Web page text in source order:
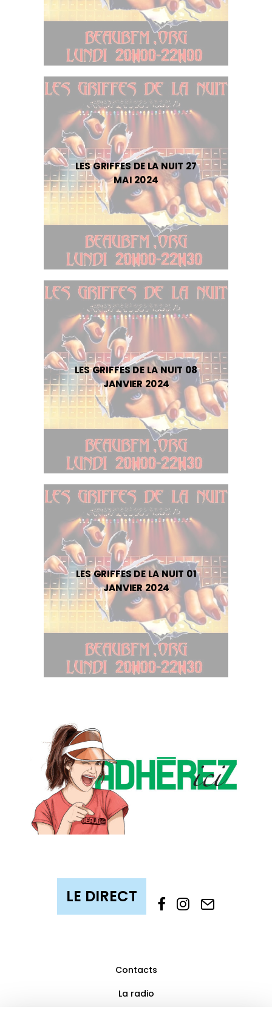
LES GRIFFES DE LA NUIT 27
MAI 2024
LES GRIFFES DE LA NUIT 08
JANVIER 2024
LES GRIFFES DE LA NUIT 01
JANVIER 2024
Contacts
La radio